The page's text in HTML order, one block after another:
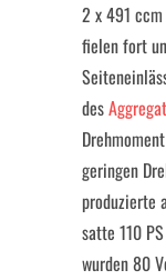
2 x 491
fielen fort
des
geringen
produzierte
satte 110
wurden 80